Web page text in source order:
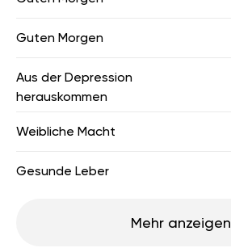
Guten Morgen
Aus der Depression
herauskommen
Weibliche Macht
Gesunde Leber
Mehr anzeigen